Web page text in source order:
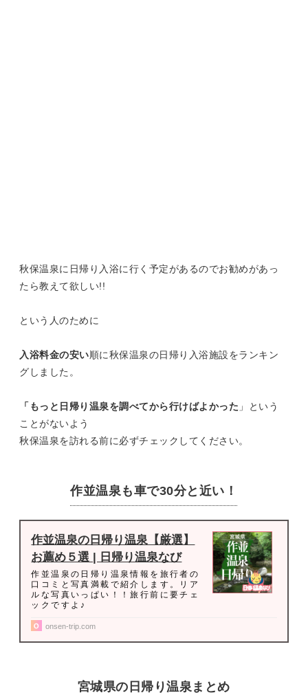
秋保温泉に日帰り入浴に行く予定があるのでお勧めがあっ
たら教えて欲しい!!
という人のために
入浴料金の安い順に秋保温泉の日帰り入浴施設をランキン
グしました。
「もっと日帰り温泉を調べてから行けばよかった 」という
ことがないよう
秋保温泉を訪れる前に必ずチェックしてください。
作並温泉も車で30分と近い！
作並温泉の日帰り温泉【厳選】
お薦め５選 | 日帰り温泉なび
作並温泉の日帰り温泉情報を旅行者の
口コミと写真満載で紹介します。リア
ルな写真いっぱい！！旅行前に要チェ
ックですよ♪
onsen-trip.com
宮城県の日帰り温泉まとめ